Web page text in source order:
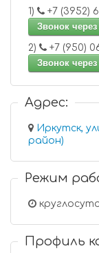
1)
Звонок через
2)
+7
Звонок через
Адрес:
Иркутск,
район)
Режим
Профиль